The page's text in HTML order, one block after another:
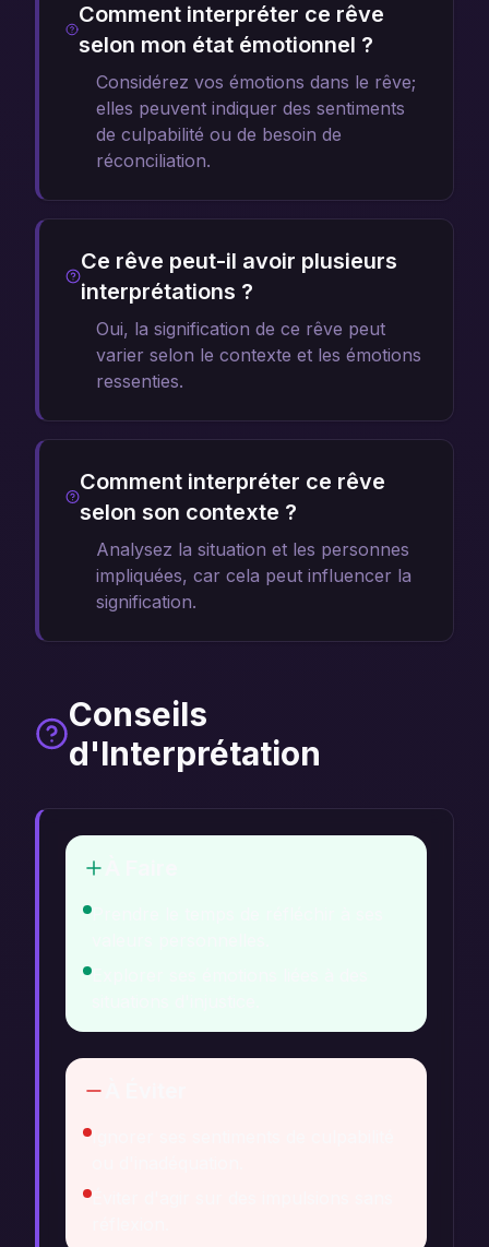
Comment interpréter ce rêve
selon mon état émotionnel ?
Considérez vos émotions dans le rêve;
elles peuvent indiquer des sentiments
de culpabilité ou de besoin de
réconciliation.
Ce rêve peut-il avoir plusieurs
interprétations ?
Oui, la signification de ce rêve peut
varier selon le contexte et les émotions
ressenties.
Comment interpréter ce rêve
selon son contexte ?
Analysez la situation et les personnes
impliquées, car cela peut influencer la
signification.
Conseils
d'Interprétation